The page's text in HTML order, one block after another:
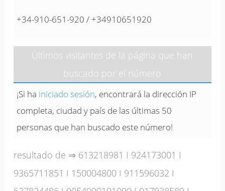
+34-910-651-920 / +34910651920
Últimos visitantes de la página que han
buscado por el número
¡Si ha iniciado sesión, encontrará la dirección IP
completa, ciudad y país de las últimas 50
personas que han buscado este número!
resultado de ⇒ 613218981 I 924173001 I
9365711851 I 150004800 I 911596032 I